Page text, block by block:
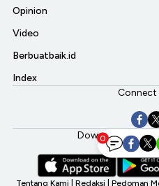
0
Opinion
Video
Berbuatbaik.id
Index
Connect
Download
Tentang Kami Redaksi Pedoman